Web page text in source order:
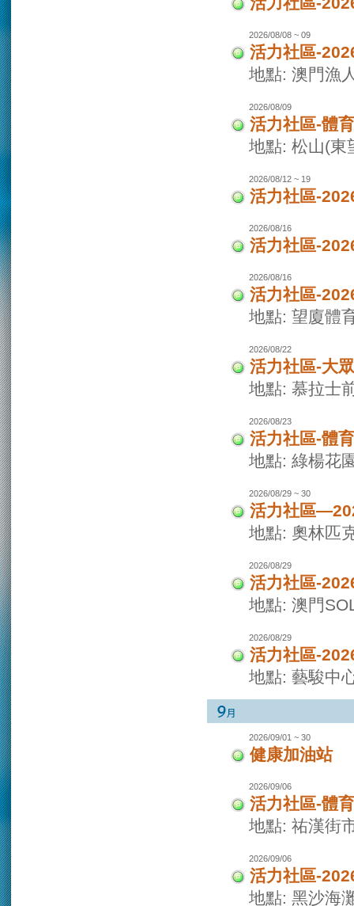
2026/08/08 ~ 09
活力社區-
地點: 澳門漁
2026/08/09
活力社區-體
地點: 松山(東
2026/08/12 ~ 19
活力社區-
2026/08/16
活力社區-
2026/08/16
活力社區-
地點: 望廈體
2026/08/22
活力社區-大
地點: 慕拉士
2026/08/23
活力社區-體
地點: 綠楊花
2026/08/29 ~ 30
活力社區
地點: 奧林匹
2026/08/29
活力社區-
地點: 澳門
2026/08/29
活力社區-
地點: 藝駿中
2026/09/01 ~ 30
健康加油站
2026/09/06
活力社區-體
地點: 祐漢街
2026/09/06
活力社區-
地點: 黑沙海